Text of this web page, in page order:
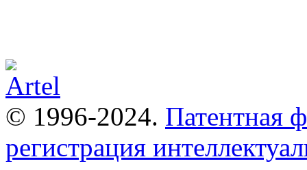
© 1996-2024. Патентная
регистрация